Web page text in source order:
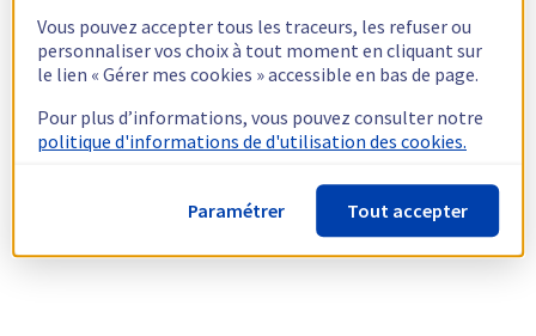
Vous pouvez accepter tous les traceurs, les refuser ou
personnaliser vos choix à tout moment en cliquant sur
le lien « Gérer mes cookies » accessible en bas de page.
Pour plus d’informations, vous pouvez consulter notre
politique d'informations de d'utilisation des cookies.
Paramétrer Tout accepter